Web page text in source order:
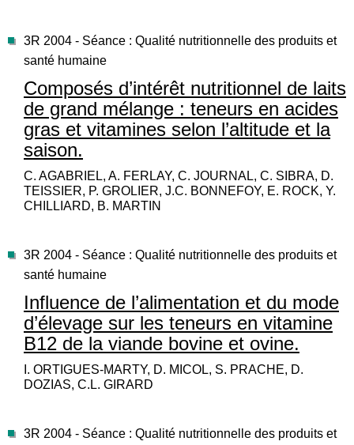
3R 2004 - Séance : Qualité nutritionnelle des produits et
santé humaine
Composés d’intérêt nutritionnel de laits
de grand mélange : teneurs en acides
gras et vitamines selon l’altitude et la
saison.
C. AGABRIEL, A. FERLAY, C. JOURNAL, C. SIBRA, D.
TEISSIER, P. GROLIER, J.C. BONNEFOY, E. ROCK, Y.
CHILLIARD, B. MARTIN
3R 2004 - Séance : Qualité nutritionnelle des produits et
santé humaine
Influence de l’alimentation et du mode
d’élevage sur les teneurs en vitamine
B12 de la viande bovine et ovine.
I. ORTIGUES-MARTY, D. MICOL, S. PRACHE, D.
DOZIAS, C.L. GIRARD
3R 2004 - Séance : Qualité nutritionnelle des produits et